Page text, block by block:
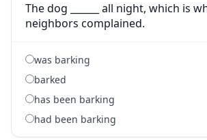
The dog ______ all night, which is
neighbors complained.
was barking
barked
has been barking
had been barking